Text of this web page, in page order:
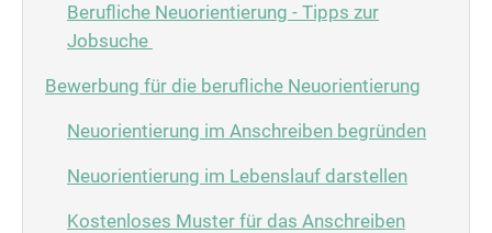
Berufliche Neuorientierung - Tipps zur
Jobsuche
Bewerbung für die berufliche Neuorientierung
Neuorientierung im Anschreiben begründen
Neuorientierung im Lebenslauf darstellen
Kostenloses Muster für das Anschreiben